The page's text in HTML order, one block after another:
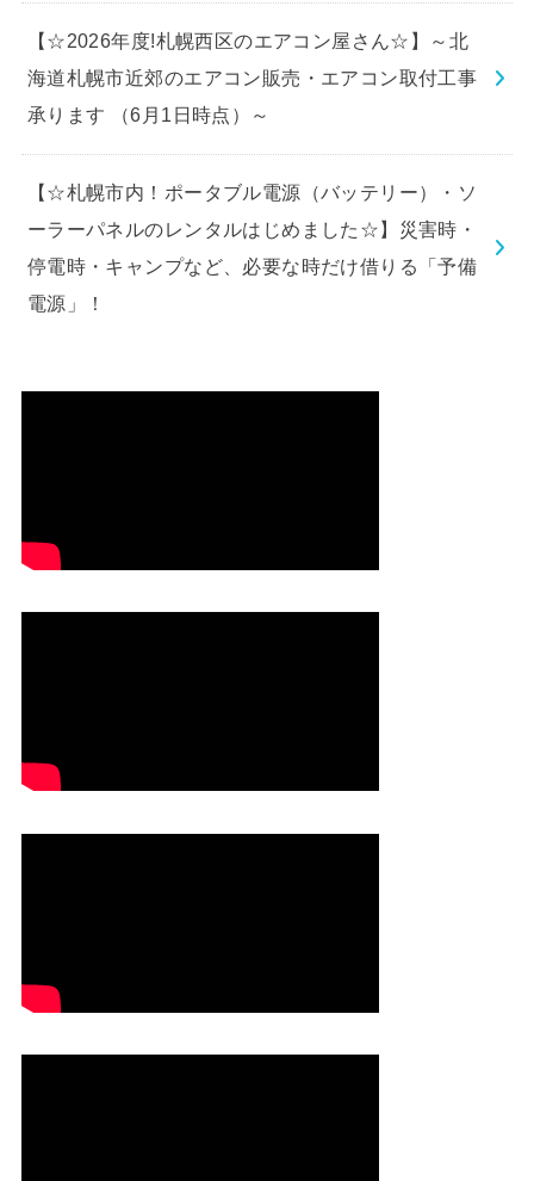
【☆2026年度!札幌西区のエアコン屋さん☆】～北
海道札幌市近郊のエアコン販売・エアコン取付工事
承ります （6月1日時点）～
【☆札幌市内！ポータブル電源（バッテリー）・ソ
ーラーパネルのレンタルはじめました☆】災害時・
停電時・キャンプなど、必要な時だけ借りる「予備
電源」！